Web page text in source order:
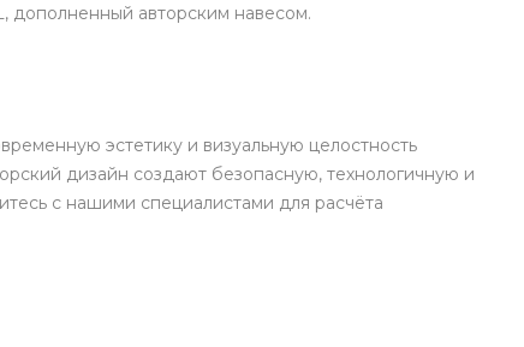
дополненный авторским навесом.
эстетику и визуальную целостность
дизайн создают безопасную, технологичную и
с нашими специалистами для расчёта